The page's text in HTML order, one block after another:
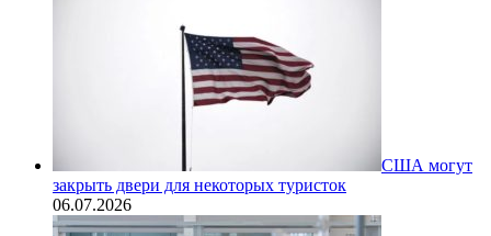
США могут
закрыть двери для некоторых туристок
06.07.2026